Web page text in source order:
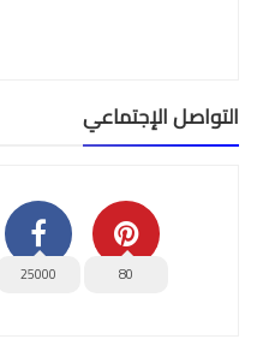
التواصل الإجتماعي
80
25000